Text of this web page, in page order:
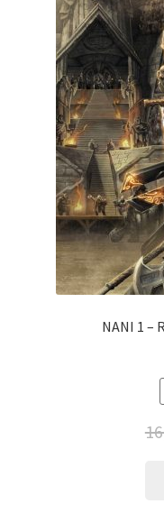
NANI 1 –